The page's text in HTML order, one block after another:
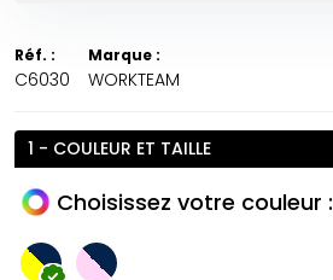
Réf. :
C6030
Marque :
WORKTEAM
1 - COULEUR ET TAILLE
Choisissez votre couleur :